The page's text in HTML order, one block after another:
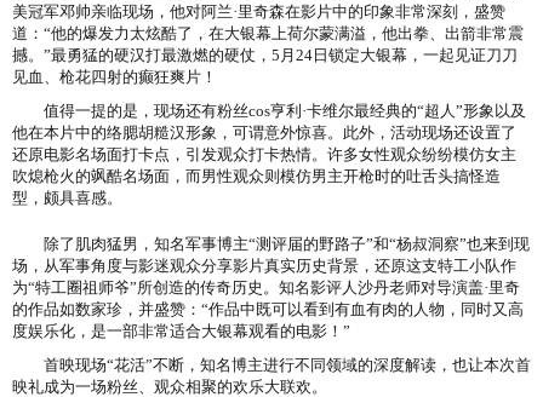
美冠军邓帅亲临现场，他对阿兰·里奇森在影片中的印象非常深刻，盛赞
道：“他的爆发力太炫酷了，在大银幕上荷尔蒙满溢，他出拳、出箭非常震
撼。”最勇猛的硬汉打最激燃的硬仗，5月24日锁定大银幕，一起见证刀刀
见血、枪花四射的癫狂爽片！
值得一提的是，现场还有粉丝cos亨利·卡维尔最经典的“超人”形象以及
他在本片中的络腮胡糙汉形象，可谓意外惊喜。此外，活动现场还设置了
还原电影名场面打卡点，引发观众打卡热情。许多女性观众纷纷模仿女主
吹熄枪火的飒酷名场面，而男性观众则模仿男主开枪时的吐舌头搞怪造
型，颇具喜感。
除了肌肉猛男，知名军事博主“测评届的野路子”和“杨叔洞察”也来到现
场，从军事角度与影迷观众分享影片真实历史背景，还原这支特工小队作
为“特工圈祖师爷”所创造的传奇历史。知名影评人沙丹老师对导演盖·里奇
的作品如数家珍，并盛赞：“作品中既可以看到有血有肉的人物，同时又高
度娱乐化，是一部非常适合大银幕观看的电影！”
首映现场“花活”不断，知名博主进行不同领域的深度解读，也让本次首
映礼成为一场粉丝、观众相聚的欢乐大联欢。